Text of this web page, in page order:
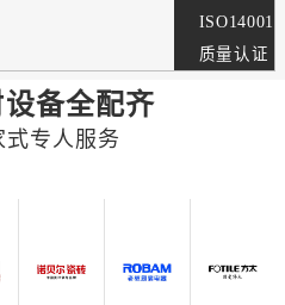
ISO14001
质量认证
备全配齐
式专人服务